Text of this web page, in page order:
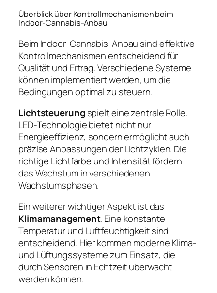
Überblick über Kontrollmechanismen beim
Indoor-Cannabis-Anbau
Beim Indoor-Cannabis-Anbau sind effektive
Kontrollmechanismen entscheidend für
Qualität und Ertrag. Verschiedene Systeme
können implementiert werden, um die
Bedingungen optimal zu steuern.
Lichtsteuerung spielt eine zentrale Rolle.
LED-Technologie bietet nicht nur
Energieeffizienz, sondern ermöglicht auch
präzise Anpassungen der Lichtzyklen. Die
richtige Lichtfarbe und Intensität fördern
das Wachstum in verschiedenen
Wachstumsphasen.
Ein weiterer wichtiger Aspekt ist das
Klimamanagement. Eine konstante
Temperatur und Luftfeuchtigkeit sind
entscheidend. Hier kommen moderne Klima-
und Lüftungssysteme zum Einsatz, die
durch Sensoren in Echtzeit überwacht
werden können.